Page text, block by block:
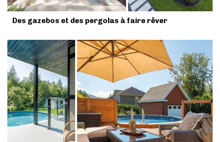
Des gazebos et des pergolas à faire rêver